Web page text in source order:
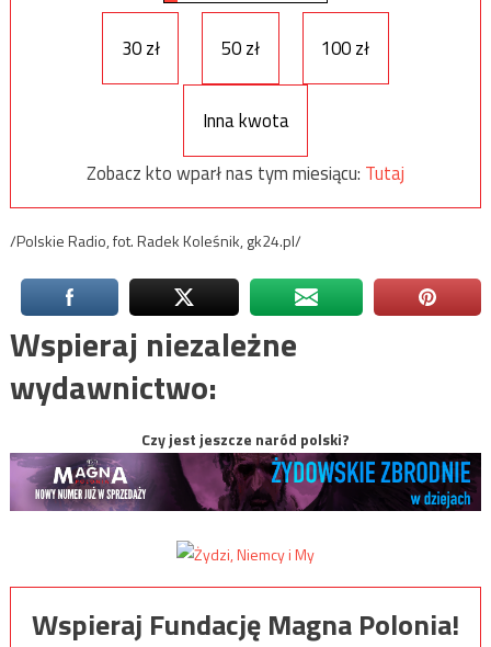
30 zł 50 zł 100 zł
Inna kwota
Zobacz kto wparł nas tym miesiącu: Tutaj
/Polskie Radio, fot. Radek Koleśnik, gk24.pl/
Wspieraj niezależne
wydawnictwo:
Czy jest jeszcze naród polski?
Wspieraj Fundację Magna Polonia!